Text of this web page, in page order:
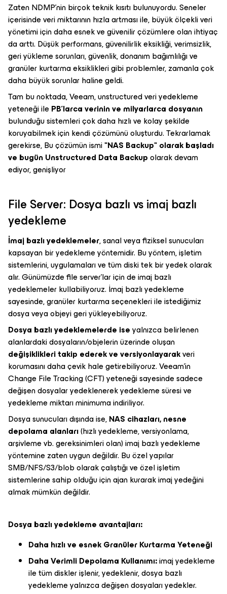
Zaten NDMP'nin birçok teknik kısıtı bulunuyordu. Seneler
içerisinde veri miktarının hızla artması ile, büyük ölçekli veri
yönetimi için daha esnek ve güvenilir çözümlere olan ihtiyaç
da arttı. Düşük performans, güvenilirlik eksikliği, verimsizlik,
geri yükleme sorunları, güvenlik, donanım bağımlılığı ve
granüler kurtarma eksiklikleri gibi problemler, zamanla çok
daha büyük sorunlar haline geldi.
Tam bu noktada,Veeam, unstructured veri yedekleme
yeteneği ilePB'larca verinin ve milyarlarca dosyanın
bulunduğu sistemleri çok daha hızlı ve kolay şekilde
koruyabilmek için kendi çözümünü oluşturdu. Tekrarlamak
gerekirse, Bu çözümün ismi"NAS Backup" olarak başladı
ve bugün Unstructured Data Backupolarak devam
ediyor, genişliyor
File Server: Dosya bazlı vs imaj bazlı
yedekleme
İmaj bazlı yedeklemeler, sanal veya fiziksel sunucuları
kapsayan bir yedekleme yöntemidir. Bu yöntem, işletim
sistemlerini, uygulamaları ve tüm diski tek bir yedek olarak
alır. Günümüzde file server'lar için de imaj bazlı
yedeklemeler kullabiliyoruz. İmaj bazlı yedekleme
sayesinde, granüler kurtarma seçenekleri ile istediğimiz
dosya veya objeyi geri yükleyebiliyoruz.
Dosya bazlı yedeklemelerde iseyalnızca belirlenen
alanlardaki dosyaların/objelerin üzerinde oluşan
değişiklikleri takip ederek ve versiyonlayarakveri
korumasını daha çevik hale getirebiliyoruz. Veeam'in
Change File Tracking (CFT) yeteneği sayesinde sadece
değişen dosyalar yedeklenerek yedekleme süresi ve
yedekleme miktarı minimuma indiriliyor.
Dosya sunucuları dışında ise,NAS cihazları, nesne
depolama alanları(hızlı yedekleme, versiyonlama,
arşivleme vb. gereksinimleri olan) imaj bazlı yedekleme
yöntemine zaten uygun değildir. Bu özel yapılar
SMB/NFS/S3/blob olarak çalıştığı ve özel işletim
sistemlerine sahip olduğu için ajan kurarak imaj yedeğini
almak mümkün değildir.
Dosya bazlı yedekleme avantajları:
Daha hızlı ve esnek Granüler Kurtarma Yeteneği
Daha Verimli Depolama Kullanımı:imaj yedekleme
ile tüm diskler işlenir, yedeklenir, dosya bazlı
yedekleme yalnızca değişen dosyaları yedekler.